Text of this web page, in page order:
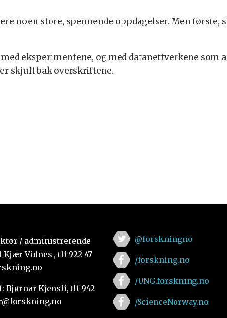
noen store, spennende oppdagelser. Men første,
eksperimentene, og med datanettverkene som
skjult bak overskriftene.
/ administrerende
Vidnes , tlf 922 47
Bjørnar Kjensli, tlf 942
@forskningno
/forskning.no
/UNG.forskning.no
/ScienceNorway.no